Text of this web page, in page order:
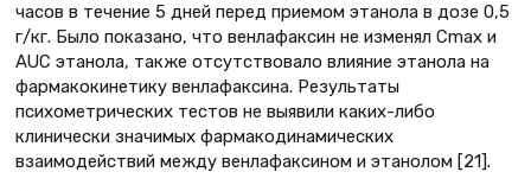
часов в течение 5 дней перед приемом этанола в дозе 0,5
г/кг. Было показано, что венлафаксин не изменял Cmax и
AUC этанола, также отсутствовало влияние этанола на
фармакокинетику венлафаксина. Результаты
психометрических тестов не выявили каких-либо
клинически значимых фармакодинамических
взаимодействий между венлафаксином и этанолом [21].